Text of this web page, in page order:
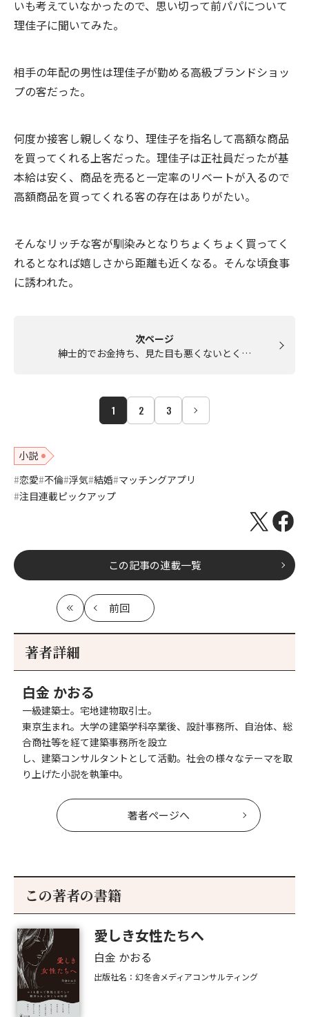
いも考えていなかったので、思い切って前パパについて
理佳子に聞いてみた。
相手の年配の男性は理佳子が勤める高級ブランドショッ
プの客だった。
何度か接客し親しくなり、理佳子を指名して高額な商品
を買ってくれる上客だった。理佳子は正社員だったが基
本給は安く、商品を売ると一定率のリベートが入るので
高額商品を買ってくれる客の存在はありがたい。
そんなリッチな客が馴染みとなりちょくちょく買ってく
れるとなれば嬉しさから距離も近くなる。そんな頃食事
に誘われた。
次ページ
紳士的でお金持ち、見た目も悪くないとく…
1 2 3
小説
恋愛 不倫 浮気 結婚 マッチングアプリ
注目連載ピックアップ
この記事の連載一覧
最
初
前回
記
著者詳細
白金 かおる
一級建築士。宅地建物取引士。
東京生まれ。大学の建築学科卒業後、設計事務所、自治体、総
合商社等を経て建築事務所を設立
し、建築コンサルタントとして活動。社会の様々なテーマを取
り上げた小説を執筆中。
著者ページへ
この著者の書籍
愛しき女性たちへ
白金 かおる
出版社名：幻冬舎メディアコンサルティング